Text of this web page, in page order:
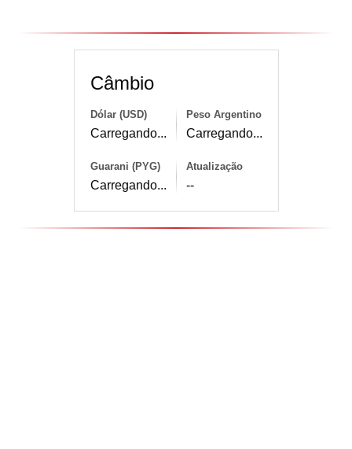
Câmbio
Dólar (USD)
Carregando...
Peso Argentino
Carregando...
Guarani (PYG)
Carregando...
Atualização
--